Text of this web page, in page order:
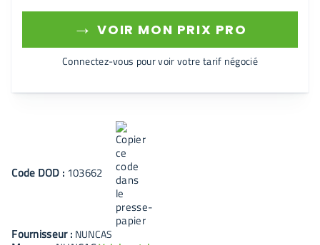
→ VOIR MON PRIX PRO
Connectez-vous pour voir votre tarif négocié
Code DOD : 103662
Fournisseur : NUNCAS